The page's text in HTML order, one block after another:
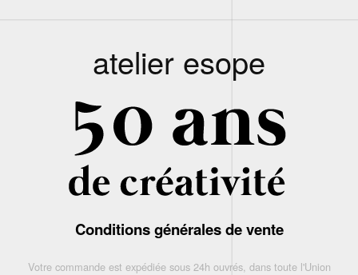
atelier esope
Conditions générales de vente
Votre commande est expédiée sous 24h ouvrés, dans toute l'Union